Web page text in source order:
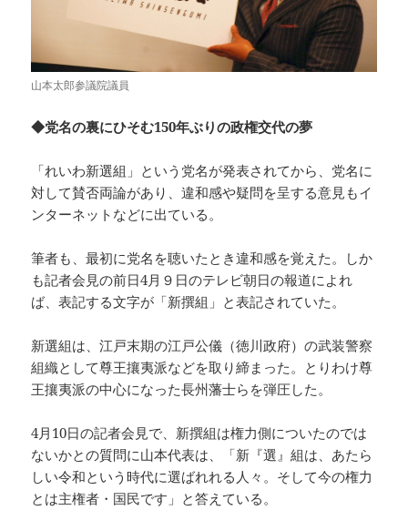
山本太郎参議院議員
◆党名の裏にひそむ150年ぶりの政権交代の夢
「れいわ新選組」という党名が発表されてから、党名に
対して賛否両論があり、違和感や疑問を呈する意見もイ
ンターネットなどに出ている。
筆者も、最初に党名を聴いたとき違和感を覚えた。しか
も記者会見の前日4月９日のテレビ朝日の報道によれ
ば、表記する文字が「新撰組」と表記されていた。
新選組は、江戸末期の江戸公儀（徳川政府）の武装警察
組織として尊王攘夷派などを取り締まった。とりわけ尊
王攘夷派の中心になった長州藩士らを弾圧した。
4月10日の記者会見で、新撰組は権力側についたのでは
ないかとの質問に山本代表は、「新『選』組は、あたら
しい令和という時代に選ばれれる人々。そして今の権力
とは主権者・国民です」と答えている。